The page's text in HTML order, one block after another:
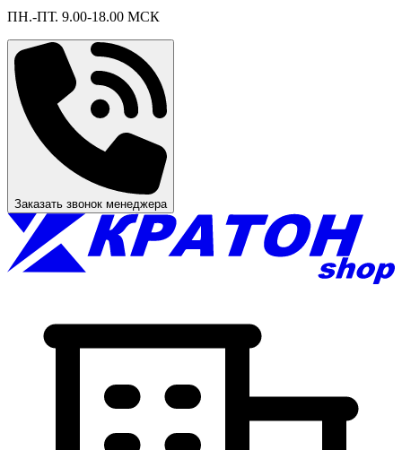
ПН.-ПТ. 9.00-18.00 МСК
Заказать звонок менеджера